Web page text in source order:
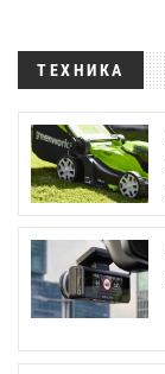
ТЕХНИКА